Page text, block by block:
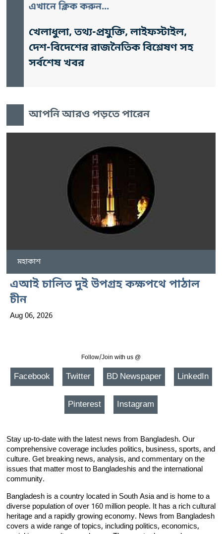
এখানে ক্লিক করুন...
খেলাধুলা, তথ্য-প্রযুক্তি, লাইফস্টাইল,
দেশ-বিদেশের রাজনৈতিক বিশ্লেষণ সহ
সর্বশেষ খবর
আপনি আরও পড়তে পারেন
মহাকাশ
এআই চালিত দুই উপগ্রহ কক্ষপথে পাঠাল
চীন
Aug 06, 2026
Follow/Join with us @
Facebook Twitter BD Newspaper LinkedIn
Pinterest Instagram
Stay up-to-date with the latest news from Bangladesh. Our
comprehensive coverage includes politics, business, sports, and
culture. Get breaking news, analysis, and commentary on the
issues that matter most to Bangladeshis and the international
community.
Bangladesh is a country located in South Asia and is home to a
diverse population of over 160 million people. It has a rich cultural
heritage and a rapidly growing economy. News from Bangladesh
covers a wide range of topics, including politics, economics,